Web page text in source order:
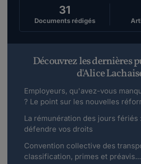
31
Documents rédigés
Découvrez les dernières
d'Alice
Employeurs, qu'avez-vous
? Le point sur les nouvelles
La rémunération des jours fériés
défendre vos droits
Convention collective des
classification, primes et préavis...